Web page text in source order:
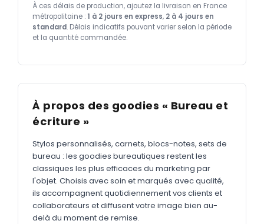
À ces délais de production, ajoutez la livraison en France
métropolitaine : 1 à 2 jours en express, 2 à 4 jours en
standard. Délais indicatifs pouvant varier selon la période
et la quantité commandée.
À propos des goodies « Bureau et
écriture »
Stylos personnalisés, carnets, blocs-notes, sets de
bureau : les goodies bureautiques restent les
classiques les plus efficaces du marketing par
l'objet. Choisis avec soin et marqués avec qualité,
ils accompagnent quotidiennement vos clients et
collaborateurs et diffusent votre image bien au-
delà du moment de remise.